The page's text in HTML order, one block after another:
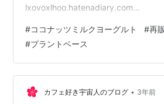
lxovoxlhoo.hatenadiary.com
に。 販売していなかったのは、2～3
イオンの状況です） 『頼む…パッケ
あってくれ…帰ってきてくれ…』 と
ージそのままで帰ってきました笑 で
です。 お隣のやつ、何か分かるでし
#ココナッツミルクヨーグルト #再販
#プラントベース
カフェ好き宇宙人のブログ • 3年前